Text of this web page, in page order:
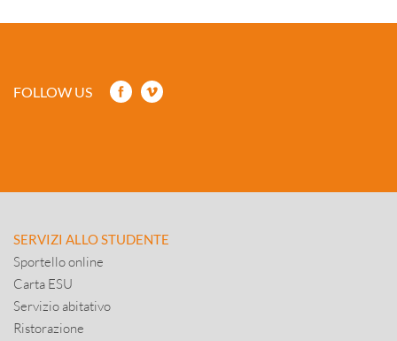
FOLLOW US
SERVIZI ALLO STUDENTE
Sportello online
Carta ESU
Servizio abitativo
Ristorazione